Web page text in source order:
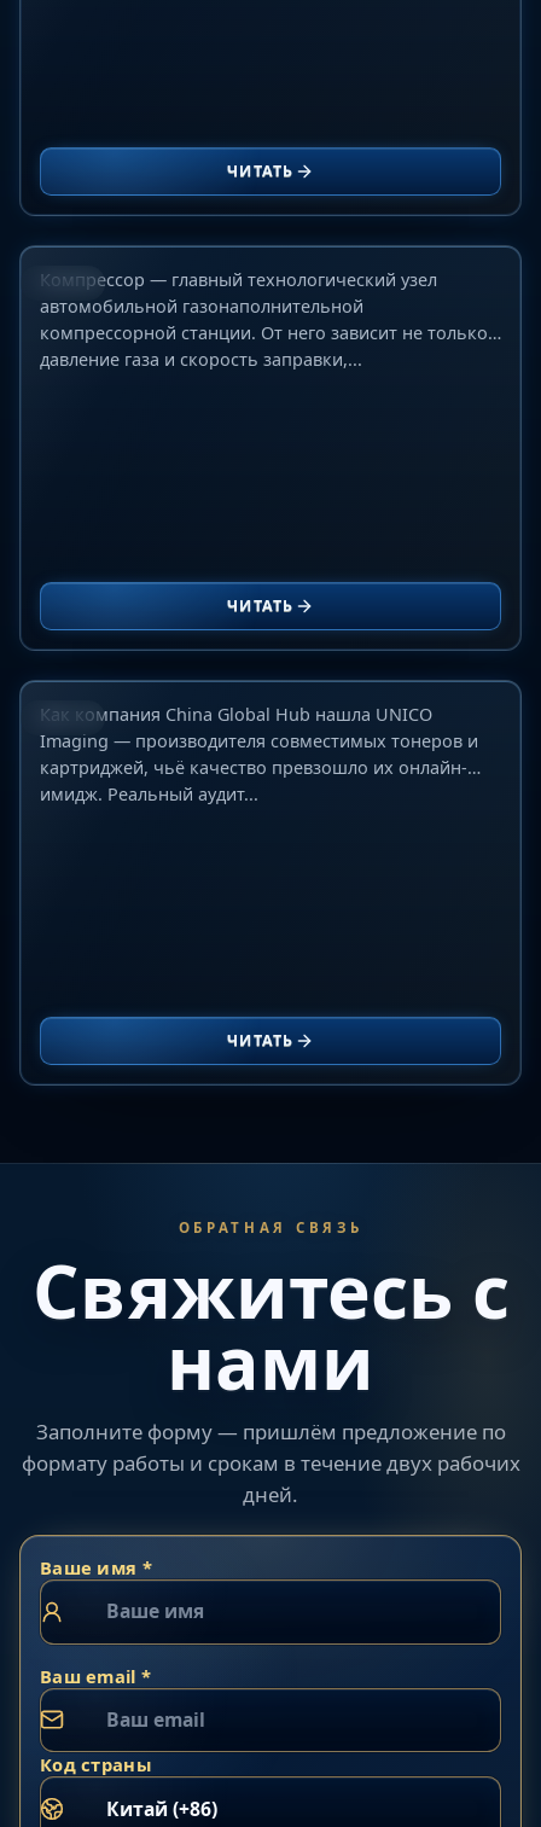
ЧИТАТЬ
БЛОГ
Лучшие компрессоры для АГНКС: сравнение
Ariel, ANGI, SAFE, CIMC Enric и Galileo для CNG-
проектов
15 июня 2026 г.
Компрессор — главный технологический узел
автомобильной газонаполнительной
компрессорной станции. От него зависит не только
давление газа и скорость заправки,...
ЧИТАТЬ
БЛОГ
Как мы нашли UNICO Imaging: аудит,
изменивший наш взгляд на рынок
совместимых картриджей в Китае
10 июня 2026 г.
Как компания China Global Hub нашла UNICO
Imaging — производителя совместимых тонеров и
картриджей, чьё качество превзошло их онлайн-
имидж. Реальный аудит...
ЧИТАТЬ
ОБРАТНАЯ СВЯЗЬ
Свяжитесь с
нами
Заполните форму — пришлём предложение по
формату работы и срокам в течение двух рабочих
дней.
Ваше имя *
Ваш email *
Код страны